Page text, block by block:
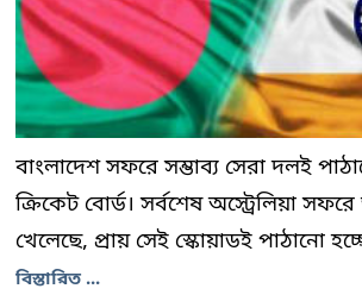
বাংলাদেশ সফরে সম্ভাব্য সেরা দলই
ক্রিকেট বোর্ড। সর্বশেষ অস্ট্রেলিয়া
খেলেছে, প্রায় সেই স্কোয়াডই পাঠানো
বিস্তারিত ...